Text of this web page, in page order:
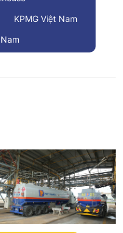
KPMG Việt Nam